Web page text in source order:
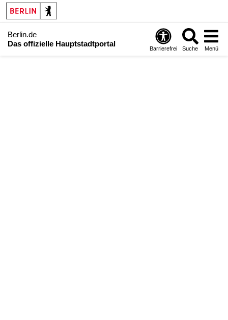
Berlin.de
Das offizielle Hauptstadtportal
Barrierefrei Suche Menü